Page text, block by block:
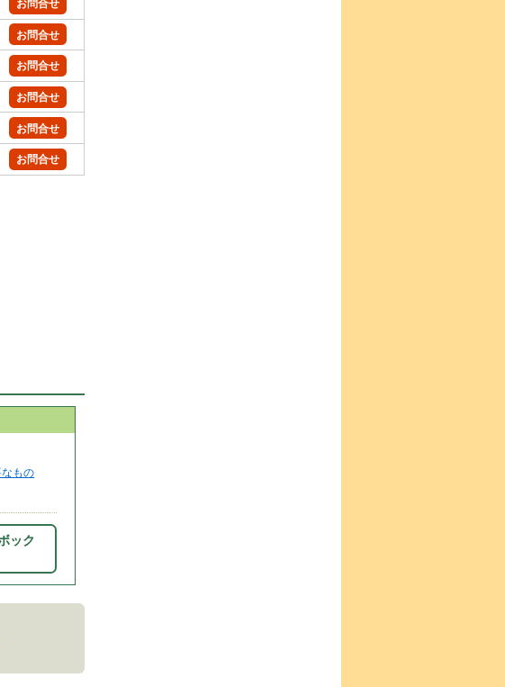
お問合せ
お問合せ
お問合せ
お問合せ
お問合せ
お問合せ
もの
ック